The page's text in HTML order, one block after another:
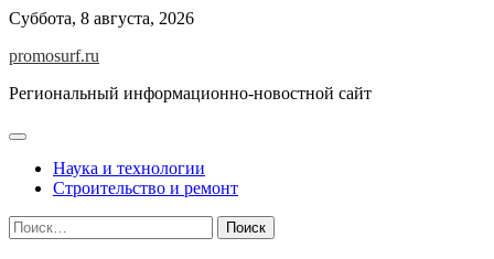
Skip
content
Суббота, 8 августа, 2026
promosurf.ru
Региональный информационно-новостной сайт
Наука и технологии
Строительство и ремонт
Найти: